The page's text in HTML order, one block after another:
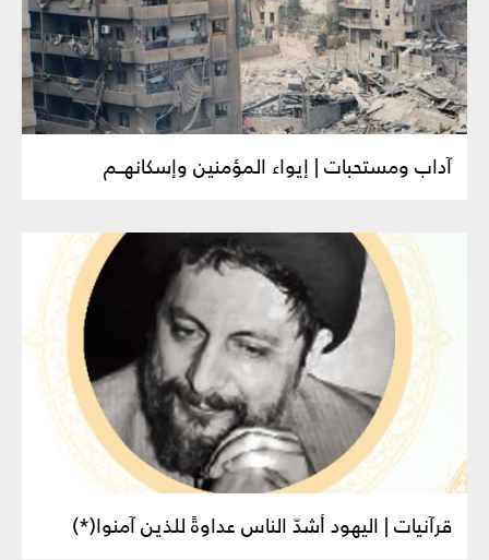
آداب ومستحبات | إيواء المؤمنين وإسكانهــم
قرآنيات | اليهود أشدّ الناس عداوةً للذين آمنوا(*)